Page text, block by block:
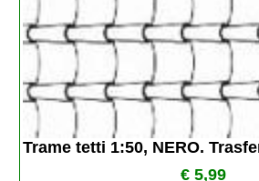
Trame tetti 1:50, NERO.
€ 5,99